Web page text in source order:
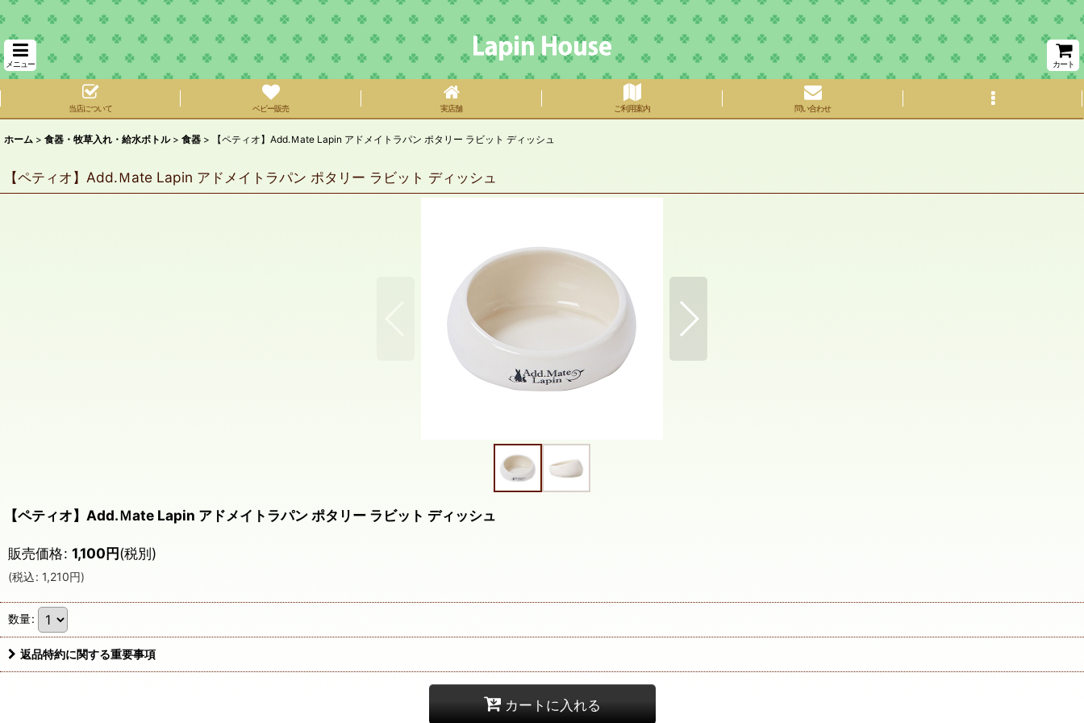
メニュー カート
当店について ベビー販売 実店舗 ご利用案内 問い合わせ
ホーム > 食器・牧草入れ・給水ボトル > 食器 > 【ペティオ】Add.Ｍate Lapin アドメイトラパン ポタリー ラビット ディッシュ
【ペティオ】Add.Ｍate Lapin アドメイトラパン ポタリー ラビット ディッシュ
【ペティオ】Add.Ｍate Lapin アドメイトラパン ポタリー ラビット ディッシュ
販売価格: 1,100円(税別)
(税込: 1,210円)
数量:
返品特約に関する重要事項
カートに入れる